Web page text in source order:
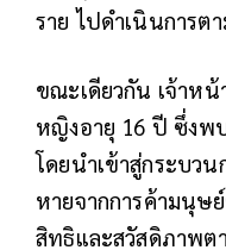
ราย ไปดำเนินการ
ขณะเดียวกัน เจ้าหน้
หญิงอายุ 16 ปี ซึ่งพ
โดยนำเข้าสู่กระบว
หายจากการค้ามนุษ
สิทธิและสวัสดิภาพต